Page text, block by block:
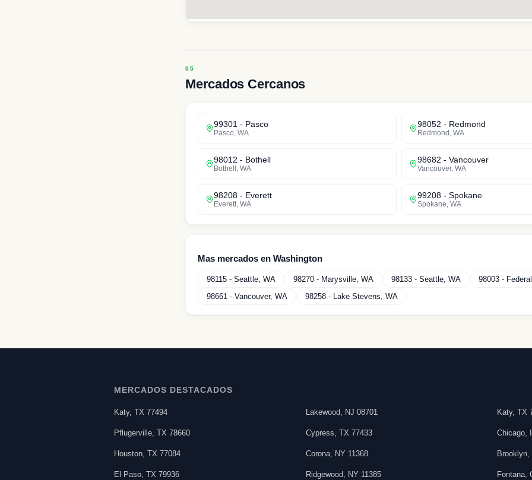
Mercados Cercanos
99301 - Pasco
Pasco WA
98052 - Redmond
Redmond WA
98012 - Bothell
Bothell WA
98682 - Vancouver
Vancouver, WA
98208 - Everett
Everett WA
99208 - Spokane
Spokane WA
Mas mercados en Washington
98115 - Seattle WA 98270 - Marysville WA 98133 - Seattle WA 98003 -
98661 - Vancouver, WA 98258 - Lake Stevens WA
MERCADOS DESTACADOS
Katy, TX 77494 Lakewood, NJ 08701 Katy,TX
Pflugerville TX 78660 Cypress TX 77433 Chicago
Houston TX 77084 Corona, NY 11368 Brooklyn
El Paso TX 79936 Ridgewood, NY 11385 Fontana ,